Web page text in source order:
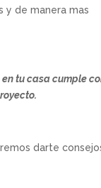
y de manera mas
tu casa cumple
darte